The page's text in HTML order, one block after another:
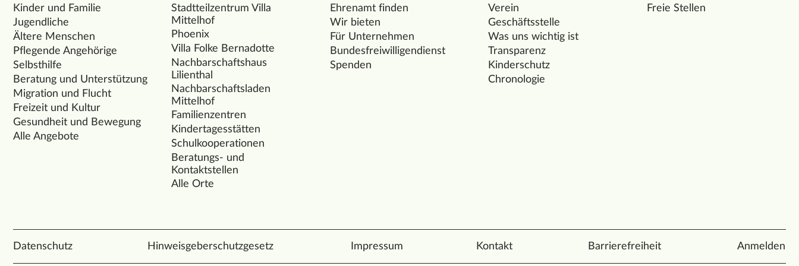
Kinder und Familie
Jugendliche
Ältere Menschen
Pflegende Angehörige
Selbsthilfe
Beratung und Unterstützung
Migration und Flucht
Freizeit und Kultur
Gesundheit und Bewegung
Alle Angebote
Stadtteilzentrum Villa
Mittelhof
Phoenix
Villa Folke Bernadotte
Nachbarschaftshaus
Lilienthal
Nachbarschaftsladen
Mittelhof
Familienzentren
Kindertagesstätten
Schulkooperationen
Beratungs- und
Kontaktstellen
Alle Orte
Ehrenamt finden
Wir bieten
Für Unternehmen
Bundesfreiwilligendienst
Spenden
Verein
Geschäftsstelle
Was uns wichtig ist
Transparenz
Kinderschutz
Chronologie
Freie Stellen
Datenschutz Hinweisgeberschutzgesetz Impressum Kontakt Barrierefreiheit Anmelden